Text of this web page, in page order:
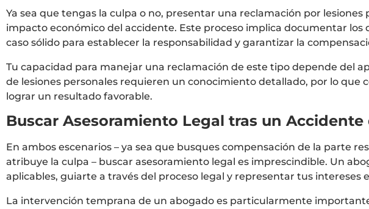
Ya sea que tengas la culpa o no, presentar una reclamación por
impacto económico del accidente. Este proceso implica documentar
caso sólido para establecer la responsabilidad y garantizar la
Tu capacidad para manejar una reclamación de este tipo depende del
de lesiones personales requieren un conocimiento detallado, por lo
lograr un resultado favorable.
Buscar Asesoramiento Legal tras un
En ambos escenarios – ya sea que busques compensación de la parte
atribuye la culpa – buscar asesoramiento legal es imprescindible. Un
aplicables, guiarte a través del proceso legal y representar tus intereses
La intervención temprana de un abogado es particularmente